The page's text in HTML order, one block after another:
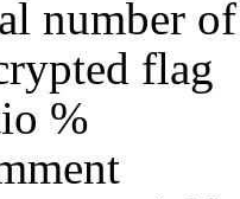
number
flag
%